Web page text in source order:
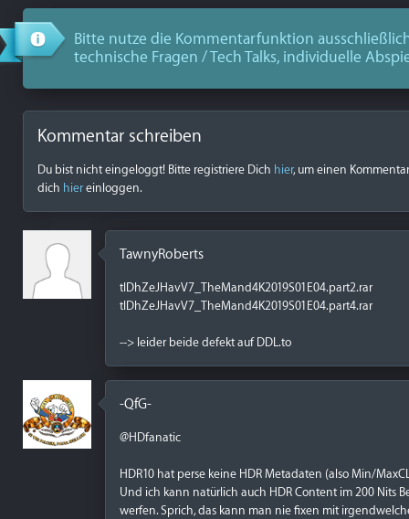
Bitte nutze die Kommentarfunktion
technische Fragen / Tech Talks, individuelle
Kommentar schreiben
Du bist nicht eingeloggt! Bitte registriere Dich hier, um einen
dich hiereinloggen.
TawnyRoberts
tIDhZeJHavV7_TheMand4K2019S01E04.part2.rar
tIDhZeJHavV7_TheMand4K2019S01E04.part4.rar
--> leider beide defekt auf DDL.to
-QfG-
@HDfanatic
HDR10 hat perse keine HDR Metadaten (also Min/
Und ich kann natürlich auch HDR Content im 200 Nits
werfen. Sprich, das kann man nie fixen mit